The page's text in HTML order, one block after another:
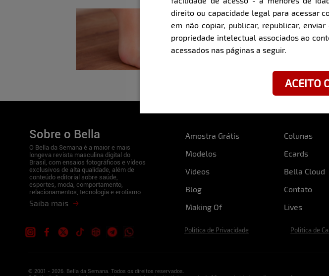
direito ou capacidade legal para acessar
em não copiar, publicar, republicar,
propriedade intelectual associados ao
acessados nas páginas a seguir.
ACEITO
Sobre o Bella
O Bella da Semana é a maior e mais
longeva revista masculina digital do
Brasil, com ensaios fotográficos e vídeos
exclusivos de alta qualidade, além de
conteúdo editorial sobre saúde,
esportes, moda, comportamento,
relacionamentos, tecnologia e erotismo.
Saiba mais
Amostra Grátis Colunas
Modelos
Ecards
Videos
Bella Cloud
Blog
Contato
Making Of
Lives
Politica de Privacidade Politica de
© 2001 - 2026. Bella da Semana. Todos os direitos reservados.